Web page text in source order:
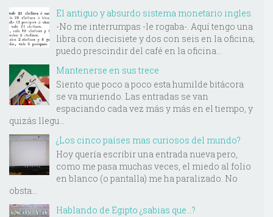
El antiguo y absurdo sistema monetario ingles.
-No me interrumpas -le rogaba-. Aquí tengo una
libra con diecisiete y dos con seis en la oficina;
puedo prescindir del café en la oficina...
Mantenerse en sus trece
Siento que poco a poco esta humilde bitácora
se va muriendo. Las entradas se van
espaciando cada vez más y más en el tiempo, y
quizás llegu...
¿Los cinco países mas curiosos del mundo?
Hoy quería escribir una entrada nueva pero,
como me pasa muchas veces, el miedo al folio
en blanco (o pantalla) me ha paralizado. No
obsta...
Hablando de Egipto ¿sabias que...?